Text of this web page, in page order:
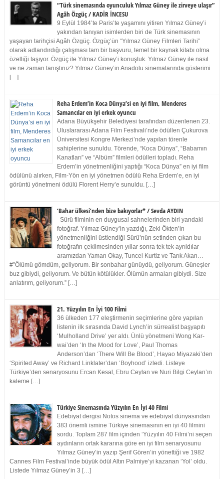
“Türk sinemasında oyunculuk Yılmaz Güney ile zirveye ulaşır”
Agâh Özgüç / KADİR İNCESU
9 Eylül 1984’te Paris’te yaşamını yitiren Yılmaz Güney’i
yakından tanıyan isimlerden biri de Türk sinemasının
yaşayan tarihçisi Agâh Özgüç. Özgüç’ün “Yılmaz Güney Filmleri Tarihi”
olarak adlandırdığı çalışması tam bir başvuru, temel bir kaynak kitabı olma
özelliği taşıyor. Özgüç ile Yılmaz Güney’i konuştuk. Yılmaz Güney ile nasıl
ve ne zaman tanıştınız? Yılmaz Güney’in Anadolu sinemalarında gösterimi
[…]
Reha Erdem’in Koca Dünya’si en iyi film, Menderes
Samancılar en iyi erkek oyuncu
Adana Büyükşehir Belediyesi tarafından düzenlenen 23.
Uluslararası Adana Film Festivali’nde ödüllen Çukurova
Üniversitesi Kongre Merkezi’nde yapılan törenle
sahiplerine sunuldu. Törende, “Koca Dünya”, “Babamın
Kanatları” ve “Albüm” filmleri ödülleri topladı. Reha
Erdem’in yönetmenliğini yaptığı “Koca Dünya” en iyi film
ödülünü alırken, Film-Yön en iyi yönetmen ödülü Reha Erdem’e, en iyi
görüntü yönetmeni ödülü Florent Herry’e sunuldu. […]
‘Bahar ülkesi’nden bize bakıyorlar* / Sevda AYDIN
Sürü filminin en duygusal sahnelerinden biri yandaki
fotoğraf. Yılmaz Güney’in yazdığı, Zeki Ökten’in
yönetmenliğini üstlendiği Sürü’nün setinden çıkan bu
fotoğrafın çekilmesinden yıllar sonra tek tek ayrıldılar
aramızdan Yaman Okay, Tuncel Kurtiz ve Tarık Akan…
#”Ölümü gömdüm, geliyorum. Bir sonbahar günüydü, geliyorum. Güneşler
buz gibiydi, geliyorum. Ve bütün kötülükler. Ölümün armaları gibiydi. Size
anlatırım, geliyorum.” […]
21. Yüzyılın En İyi 100 Filmi
36 ülkeden 177 eleştirmenin seçimlerine göre yapılan
listenin ilk sırasında David Lynch’in sürrealist başyapıtı
‘Mulholland Drive’ yer aldı. Ünlü yönetmeni Wong Kar-
wai’den ‘In the Mood for Love’, Paul Thomas
Anderson’dan ‘There Will Be Blood’, Hayao Miyazaki’den
‘Spirited Away’ ve Richard Linklater’dan ‘Boyhood’ izledi. Listeye
Türkiye’den senaryosunu Ercan Kesal, Ebru Ceylan ve Nuri Bilgi Ceylan’ın
kaleme […]
Türkiye Sinemasında Yüzyılın En İyi 40 Filmi
Edebiyat dergisi Notos sinema ve edebiyat dünyasından
383 önemli ismine Türkiye sinemasının en iyi 40 filmini
sordu. Toplam 287 film içinden ‘Yüzyılın 40 Filmi’ni seçen
aydınların ortak kararına göre en iyi film senaryosunu
Yılmaz Güney’in yazıp Şerif Gören’in yönettiği ve 1982
Cannes Film Festival’inde büyük ödül Altın Palmiye’yi kazanan ‘Yol’ oldu.
Listede Yılmaz Güney’in 3 […]